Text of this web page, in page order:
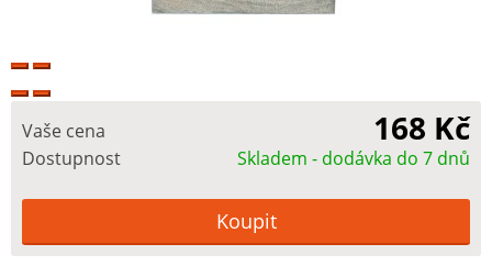
Vaše cena 168 Kč
Dostupnost Skladem - dodávka do 7 dnů